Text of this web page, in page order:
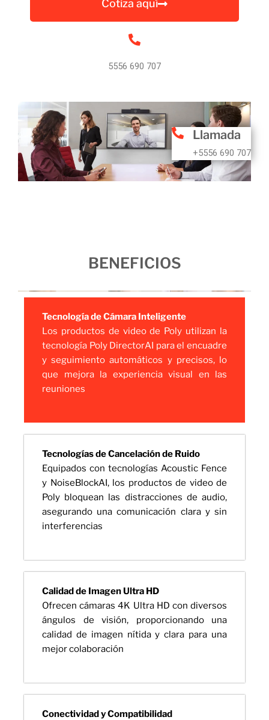
Cotiza aquí
5556 690 707
Llamada
+5556 690 707
BENEFICIOS
Tecnología de Cámara Inteligente
Los productos de video de Poly utilizan la
tecnología Poly DirectorAI para el encuadre
y seguimiento automáticos y precisos, lo
que mejora la experiencia visual en las
reuniones
Tecnologías de Cancelación de Ruido
Equipados con tecnologías Acoustic Fence
y NoiseBlockAI, los productos de video de
Poly bloquean las distracciones de audio,
asegurando una comunicación clara y sin
interferencias
Calidad de Imagen Ultra HD
Ofrecen cámaras 4K Ultra HD con diversos
ángulos de visión, proporcionando una
calidad de imagen nítida y clara para una
mejor colaboración
Conectividad y Compatibilidad